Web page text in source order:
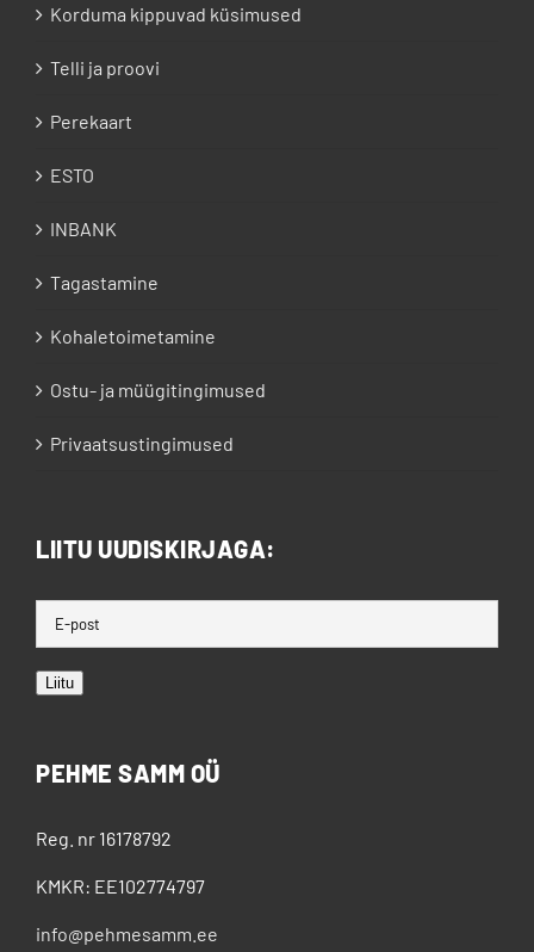
Korduma kippuvad küsimused
Telli ja proovi
Perekaart
ESTO
INBANK
Tagastamine
Kohaletoimetamine
Ostu- ja müügitingimused
Privaatsustingimused
LIITU UUDISKIRJAGA:
Liitu
PEHME SAMM OÜ
Reg. nr 16178792
KMKR: EE102774797
info@pehmesamm.ee